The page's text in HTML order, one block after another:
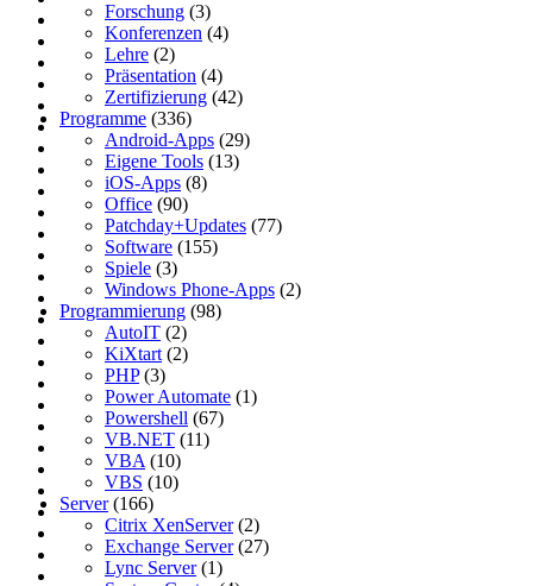
Forschung (3)
Konferenzen (4)
Lehre (2)
Präsentation (4)
Zertifizierung (42)
Programme (336)
Android-Apps (29)
Eigene Tools (13)
iOS-Apps (8)
Office (90)
Patchday+Updates (77)
Software (155)
Spiele (3)
Windows Phone-Apps (2)
Programmierung (98)
AutoIT (2)
KiXtart (2)
PHP(3)
Power Automate (1)
Powershell (67)
VB.NET (11)
VBA (10)
VBS (10)
Server(166)
Citrix XenServer(2)
Exchange Server(27)
Lync Server(1)